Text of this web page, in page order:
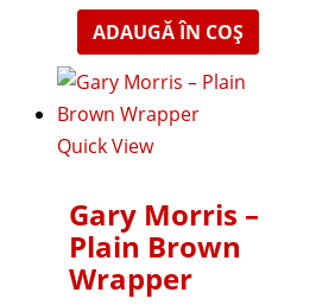
ADAUGĂ ÎN COȘ
Quick View
Gary Morris –
Plain Brown
Wrapper